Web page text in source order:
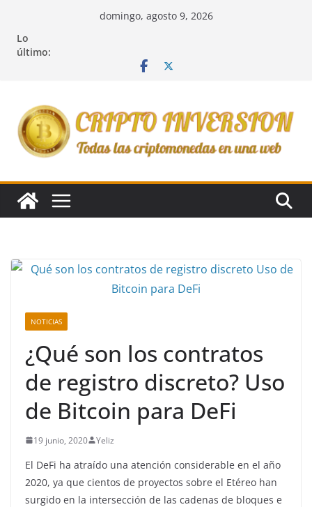
contenido
domingo, agosto 9, 2026
Lo
último:
NOTICIAS
¿Qué son los contratos
de registro discreto? Uso
de Bitcoin para DeFi
19 junio, 2020 Yeliz
El DeFi ha atraído una atención considerable en el año
2020, ya que cientos de proyectos sobre el Etéreo han
surgido en la intersección de las cadenas de bloques e